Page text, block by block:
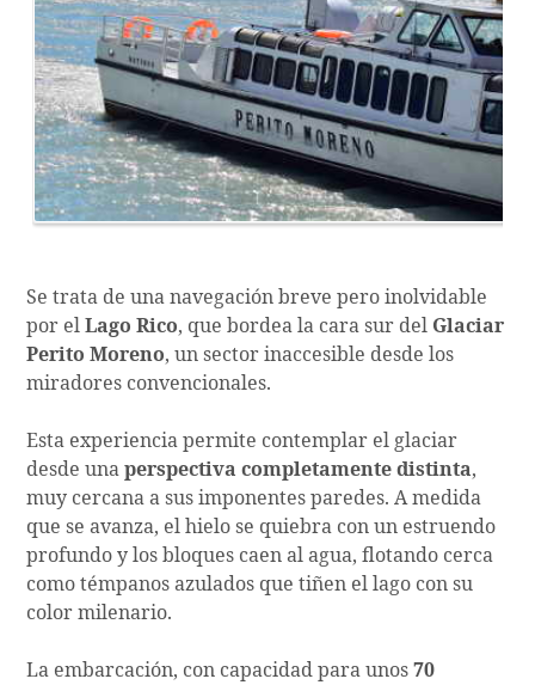
Se trata de una navegación breve pero inolvidable
por elLago Rico, que bordea la cara sur del Glaciar
Perito Moreno, un sector inaccesible desde los
miradores convencionales.
Esta experiencia permite contemplar el glaciar
desde unaperspectiva completamente distinta,
muy cercana a sus imponentes paredes. A medida
que se avanza, el hielo se quiebra con un estruendo
profundo y los bloques caen al agua, flotando cerca
como témpanos azulados que tiñen el lago con su
color milenario.
La embarcación, con capacidad para unos70